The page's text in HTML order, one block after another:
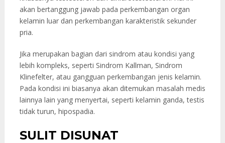
akan bertanggung jawab pada perkembangan organ
kelamin luar dan perkembangan karakteristik sekunder
pria.
Jika merupakan bagian dari sindrom atau kondisi yang
lebih kompleks, seperti Sindrom Kallman, Sindrom
Klinefelter, atau gangguan perkembangan jenis kelamin.
Pada kondisi ini biasanya akan ditemukan masalah medis
lainnya lain yang menyertai, seperti kelamin ganda, testis
tidak turun, hipospadia.
SULIT DISUNAT